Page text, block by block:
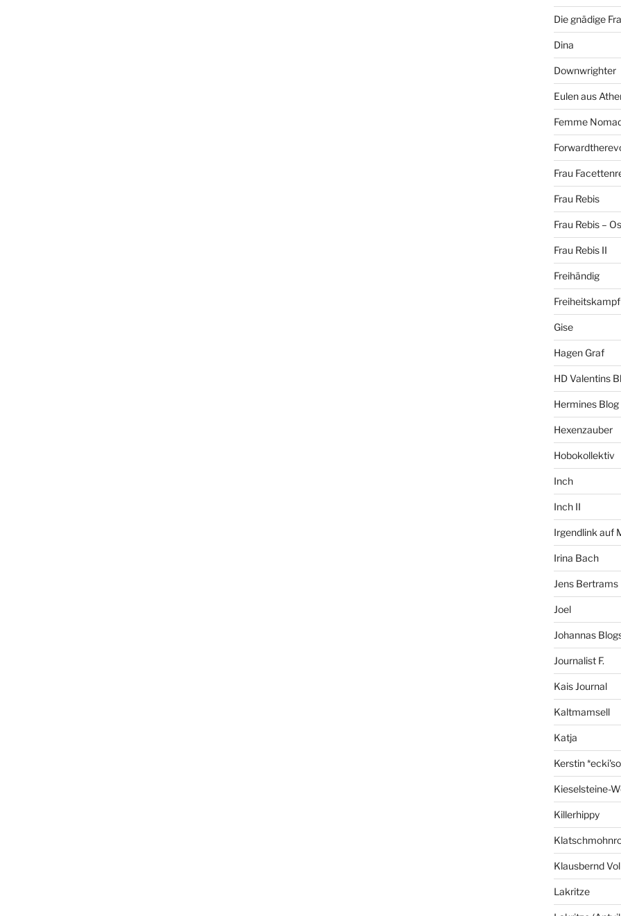
Die gnädige
Dina
Downwrighter
Eulen aus
Femme
Frau
Frau Rebis
Frau Rebis –
Frau Rebis II
Freihändig
Freiheitskampf
Gise
Hagen Graf
HD Valentins
Hermines Blog
Hexenzauber
Hobokollektiv
Inch
Inch II
Irgendlink auf
Irina Bach
Jens Bertrams
Joel
Johannas
Journalist F.
Kais Journal
Kaltmamsell
Katja
Kerstin
Kieselsteine-
Killerhippy
Klausbernd
Lakritze